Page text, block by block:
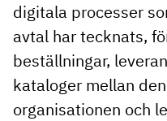
digitala processer
avtal har tecknats,
beställningar,
kataloger mellan
organisationen och